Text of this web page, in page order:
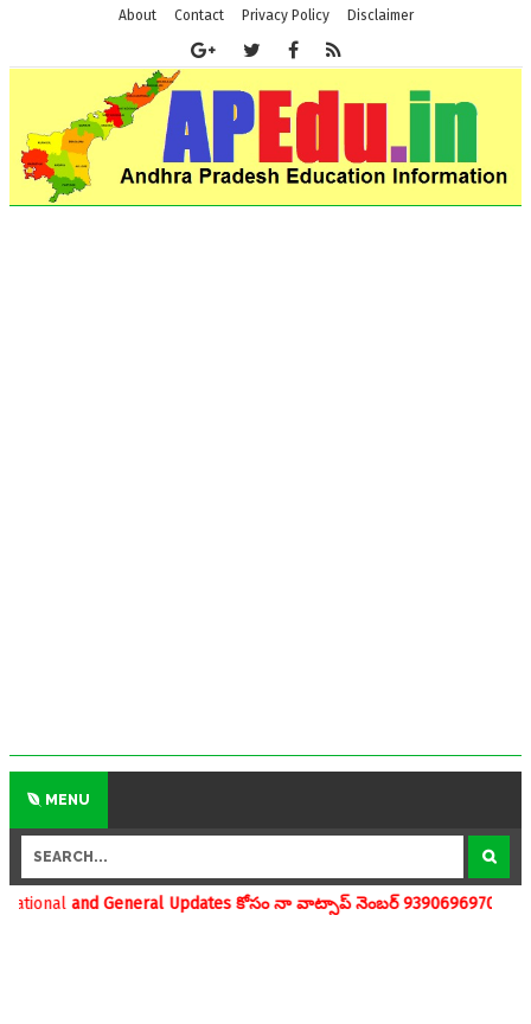
About Contact Privacy Policy Disclaimer
MENU
Updates కోసం నా వాట్సాప్ నెంబర్ 9390696970 ను మీవాట్సాప్